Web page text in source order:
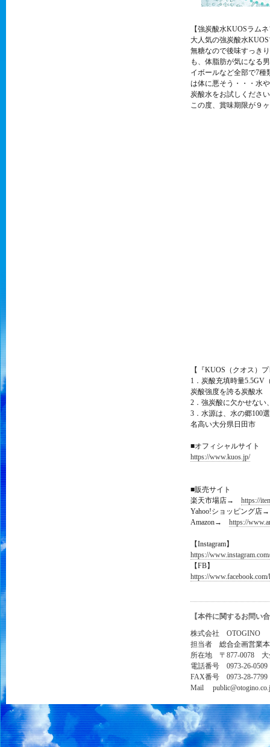
【強炭酸水KUOSラム
大人気の強炭酸水
無糖なので後味すっき
も、体脂肪が気になる
イボールなど全部で7
は体に悪そう・・・水
炭酸水をお試しくださ
この度、賞味期限が９
【『KUOS（クオス）
1．炭酸充填時量5.5GV
炭酸強度を誇る炭酸水
2．強炭酸に欠かせない
3．水源は、水の郷100
名高い大分県日田市
■オフィシャルサイト
https://www.kuos.jp/
■販売サイト
楽天市場店→ https://
Yahoo!ショッピング
Amazon→ https://
【Instagram】
https://
【FB】
https://
【本件に関するお問い
株式会社 OTOGINO
担当者 総合企画営業
所在地 〒877-0078 大
電話番号 0973-26-0509
FAX番号 0973-28-7799
Mail